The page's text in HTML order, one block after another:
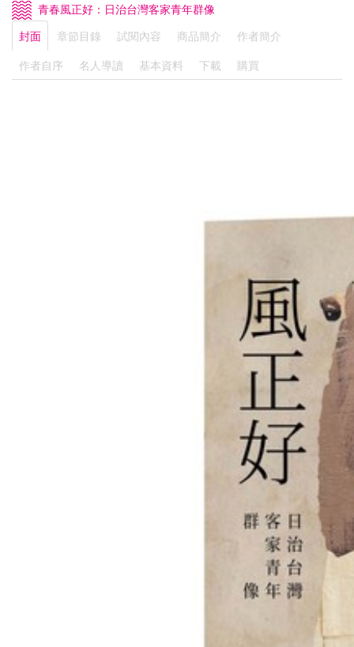
青春風正好：日治台灣客家青年群像
封面
章節目錄 試閱內容 商品簡介
作者簡介
作者自序
名人導讀 基本資料 下載 購買